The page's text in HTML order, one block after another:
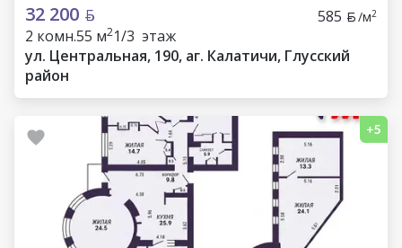
32 200 585 /м2
2 комн.55 м21/3 этаж
ул. Центральная, 190, аг. Калатичи, Глусский
район